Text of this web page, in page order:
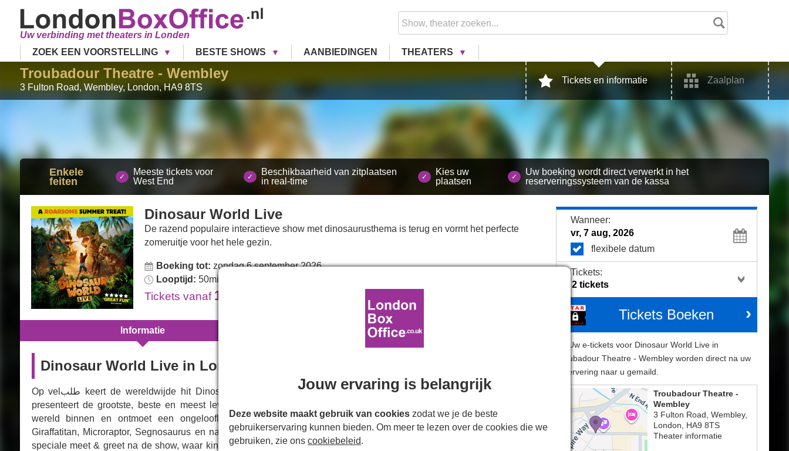
Uw verbinding met theaters in Londen
ZOEK EEN VOORSTELLING
BESTE SHOWS AANBIEDINGEN THEATERS
Troubadour Theatre - Wembley
3 Fulton Road, Wembley, London,HA9 8TS
Tickets en informatie Zaalplan
Enkele
feiten
Meeste tickets voor
West End
Beschikbaarheid van zitplaatsen
in real-time
Kies uw
plaatsen
Uw boeking wordt direct verwerkt in het
reserveringssysteem van de kassa
Dinosaur World Live
De razend populaire interactieve show met dinosaurusthema is terug en vormt het perfecte
zomeruitje voor het hele gezin.
Boeking tot: zondag 6 september 2026
Looptijd: 50mins. No Interval. 15 Minute Post Show Meet &amp; Greet with Dinosaurs
Ticketsvanaf 14.49€
Informatie Goedkope kaarten
Dinosaur World Live in Londen
Op velطلب keert de wereldwijde hit Dinosaur World Live deze zomer terug naar Londen. Dit interactieve avontuur
presenteert de grootste, beste en meest levensechte dinosauruspoppen live op het podium. Stap een prehistorische
wereld binnen en ontmoet een ongelooflijke reeks hyperrealistische dinosaurussen, waaronder een Triceratops,
Giraffatitan, Microraptor, Segnosaurus en natuurlijk ieders favoriet, de Tyrannosaurus Rex. De ervaring omvat ook een
speciale meet & greet na de show, waar kinderen de dinosaurussen kunnen ontmoeten en bevriend raken. Perfect voor
Wanneer:
flexibele datum
Tickets:
Tickets Boeken
Uw e-tickets voor Dinosaur World Live in
Troubadour Theatre - Wembley worden direct na uw
reservering naar u gemaild.
Troubadour Theatre -
Wembley
3 Fulton Road, Wembley,
London
HA9 8TS
Theater informatie
Jouw ervaring is belangrijk
Deze website maakt gebruik van cookies zodat we je de beste
gebruikerservaring kunnen bieden. Om meer te lezen over de cookies die we
gebruiken, zie ons cookiebeleid.